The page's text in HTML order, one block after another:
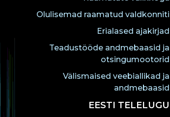
Olulisemad raamatud valdkonniti
Erialased ajakirjad
Teadustööde andmebaasid ja
otsingumootorid
Välismaised veebiallikad ja
andmebaasid
EESTI TELELUGU